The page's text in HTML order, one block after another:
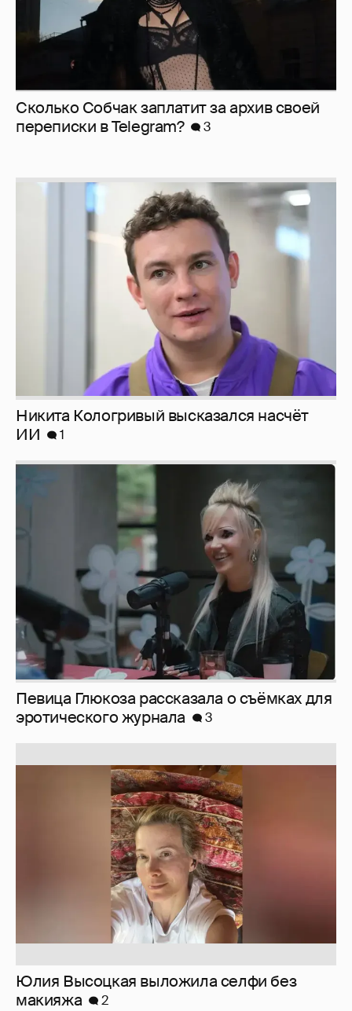
Сколько Собчак заплатит за архив своей
перeписки в Telegram?
3
Никита Кологривый высказался насчёт
ИИ
1
Певица Глюкоза рассказала о съёмках для
эротического журнала
3
Юлия Высоцкая выложила селфи без
макияжа
2